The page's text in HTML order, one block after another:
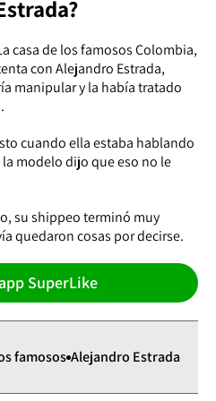
casa de los famosos Colombia,
con Alejandro Estrada,
manipular y la había tratado
cuando ella estaba hablando
modelo dijo que eso no le
su shippeo terminó muy
quedaron cosas por decirse.
SuperLike
famosos Alejandro Estrada